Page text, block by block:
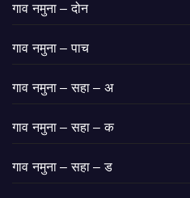
गाव नमुना – दोन
गाव नमुना – पाच
गाव नमुना – सहा – अ
गाव नमुना – सहा – क
गाव नमुना – सहा – ड